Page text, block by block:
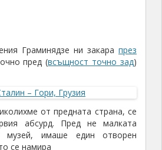
Граминядзе ни закарапрез
пред (всъщност точно зад)
от предната страна, се
абсурд. Пред не малката
музей, имаше един отворен
се намира